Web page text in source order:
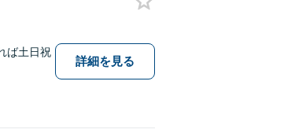
ば土日祝
詳細を見る